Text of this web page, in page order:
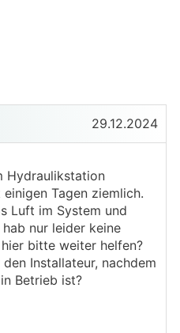
29.12.2024
Hydraulikstation
Tagen ziemlich.
Luft im System und
nur leider keine
bitte weiter helfen?
Installateur, nachdem
Betrieb ist?